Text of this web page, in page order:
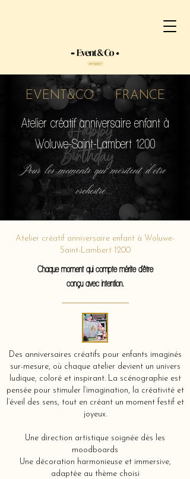
EVENT&CO FRANCE
Atelier créatif anniversaire enfant à
Woluwe-Saint-Lambert 1200
Pour les moments qui méritent d'etre
orchestré...
Atelier créatif anniversaire enfant à Woluwe-
Saint-Lambert 1200
Chaque moment qui compte mérite d'être
conçu avec intention.
Des anniversaires créatifs pour enfants imaginés
sur-mesure, où chaque atelier devient un univers
ludique, coloré et inspirant. La scénographie est
pensée pour stimuler l’imagination, la créativité et
l’éveil des sens, tout en créant un moment festif et
joyeux.
Une direction artistique soignée dès les
moodboards
Une décoration harmonieuse et immersive,
adaptée au thème choisi